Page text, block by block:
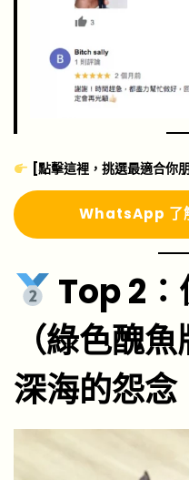
[點擊這裡，挑選最適合你
WhatsApp 了
Top 2：
（綠色醜
深海的怨念